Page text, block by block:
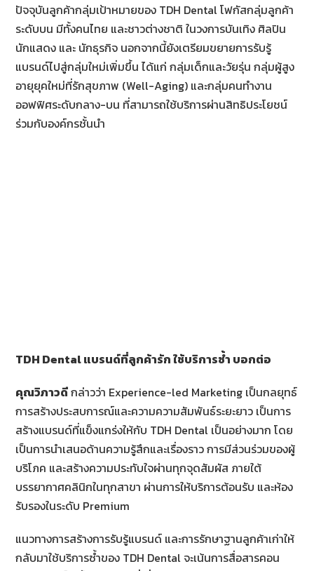
ปัจจุบันลูกค้ากลุ่มเป้าหมายของ TDH Dental โฟกัสกลุ่มลูกค้า
ระดับบน มีทั้งคนไทย และชาวต่างชาติ ในวงการบันเทิง ศิลปิน
นักแสดง และ นักธุรกิจ นอกจากนี้ยังเตรียมขยายการรับรู้
แบรนด์ไปสู่กลุ่มใหม่เพิ่มขึ้น ได้แก่ กลุ่มเด็กและวัยรุ่น กลุ่มผู้สูง
อายุยุคใหม่ที่รักสุขภาพ (Well-Aging) และกลุ่มคนทำงาน
ออฟฟิศระดับกลาง-บน ที่สามารถใช้บริการผ่านสิทธิประโยชน์
ร่วมกับองค์กรชั้นนำ
TDH Dental แบรนด์ที่ลูกค้ารัก ใช้บริการซ้ำ บอกต่อ
คุณวิภาวดีกล่าวว่า Experience-led Marketing เป็นกลยุทธ์
การสร้างประสบการณ์และความความสัมพันธ์ระยะยาว เป็นการ
สร้างแบรนด์ที่แข็งแกร่งให้กับ TDH Dental เป็นอย่างมาก โดย
เป็นการนำเสนอด้านความรู้สึกและเรื่องราว การมีส่วนร่วมของผู้
บริโภค และสร้างความประทับใจผ่านทุกจุดสัมผัส ภายใต้
บรรยากาศคลินิกในทุกสาขา ผ่านการให้บริการต้อนรับ และห้อง
รับรองในระดับ Premium
แนวทางการสร้างการรับรู้แบรนด์ และการรักษาฐานลูกค้าเก่าให้
กลับมาใช้บริการซ้ำของ TDH Dental จะเน้นการสื่อสารคอน